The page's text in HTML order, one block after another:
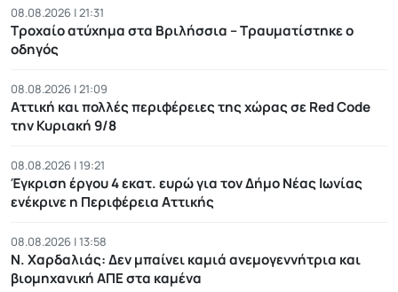
08.08.2026 | 21:31
Τροχαίο ατύχημα στα Βριλήσσια – Τραυματίστηκε ο
οδηγός
08.08.2026 | 21:09
Αττική και πολλές περιφέρειες της χώρας σε Red Code
την Κυριακή 9/8
08.08.2026 | 19:21
Έγκριση έργου 4 εκατ. ευρώ για τον Δήμο Νέας Ιωνίας
ενέκρινε η Περιφέρεια Αττικής
08.08.2026 | 13:58
Ν. Χαρδαλιάς: Δεν μπαίνει καμιά ανεμογεννήτρια και
βιομηχανική ΑΠΕ στα καμένα